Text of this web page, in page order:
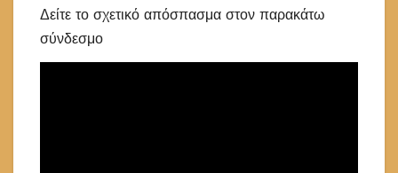
Δείτε το σχετικό απόσπασμα στον παρακάτω
σύνδεσμο